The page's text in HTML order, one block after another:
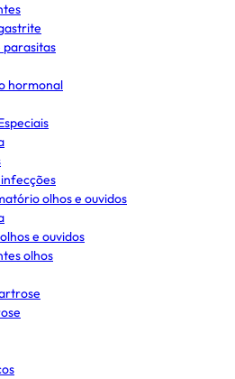
parasitas
hormonal
olhos e ouvidos
e ouvidos
olhos